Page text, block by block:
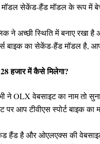
मॉडल सेकेंड-हैंड मॉडल के रूप में
ने अच्छी स्थिति में बनाए रखा
बाइक का सेकेंड-हैंड मॉडल है,
हजार में कैसे मिलेगा?
ने OLX वेबसाइट का नाम तो
पर आप टीवीएस स्पोर्ट बाइक
हैंड है और ओएलएक्स की वेबसाइट